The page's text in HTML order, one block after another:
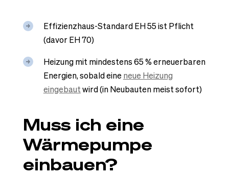
Effizienzhaus-Standard EH 55 ist Pflicht
(davor EH 70)
Heizung mit mindestens 65 % erneuerbaren
Energien, sobald eine neue Heizung
eingebautwird (in Neubauten meist sofort)
Muss ich eine
Wärmepumpe
einbauen?